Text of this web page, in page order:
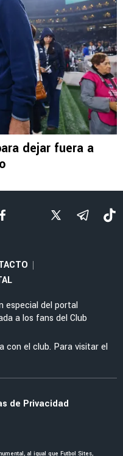
mensaje tras la
Mexicana